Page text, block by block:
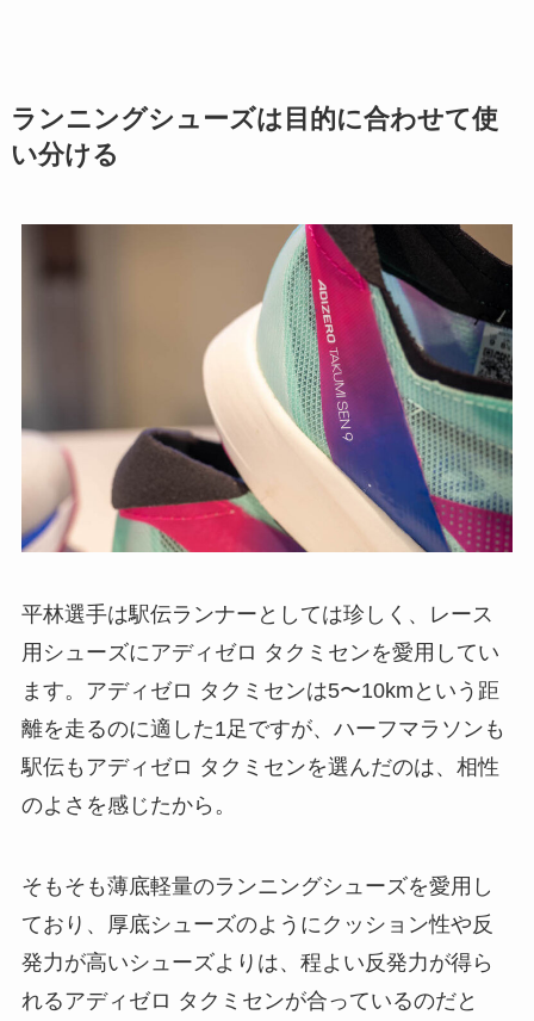
ランニングシューズは目的に合わせて使
い分ける
平林選手は駅伝ランナーとしては珍しく、レース
用シューズにアディゼロ タクミセンを愛用してい
ます。アディゼロ タクミセンは5〜10kmという距
離を走るのに適した1足ですが、ハーフマラソンも
駅伝もアディゼロ タクミセンを選んだのは、相性
のよさを感じたから。
そもそも薄底軽量のランニングシューズを愛用し
ており、厚底シューズのようにクッション性や反
発力が高いシューズよりは、程よい反発力が得ら
れるアディゼロ タクミセンが合っているのだと